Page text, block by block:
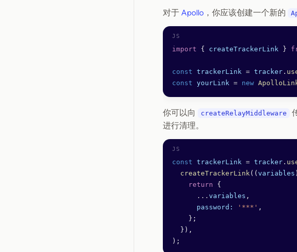
对于 Apollo ，你应该创建一个新的
import { createTrackerLink }
const trackerLink = tracker .
const yourLink = new
你可以向 createRelayMiddleware
进行清理。
const trackerLink = tracker .
  createTrackerLink
(( variables
    return
{
      ...
variables ,
      password:
'***' ,
    };
  }),
);